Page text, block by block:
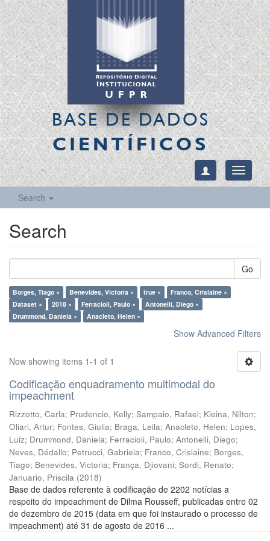
BASE DE DADOS
CIENTÍFICOS
Toggle
Search
Search
Go
Borges, Tiago × Benevides, Victoria × true ×
Franco, Crislaine ×
Dataset ×
2018 × Ferracioli, Paulo ×
Antonelli, Diego ×
Drummond, Daniela ×
Anacleto, Helen ×
Show Advanced Filters
Now showing items 1-1 of 1
Codificação enquadramento multimodal do
impeachment
Rizzotto, Carla; Prudencio, Kelly; Sampaio, Rafael; Kleina, Nilton;
Oliari, Artur; Fontes, Giulia; Braga, Leila; Anacleto, Helen; Lopes,
Luiz; Drummond, Daniela; Ferracioli, Paulo; Antonelli, Diego;
Neves, Dédallo; Petrucci, Gabriela; Franco, Crislaine; Borges,
Tiago; Benevides, Victoria; França, Djiovani; Sordi, Renato;
Januario, Priscila (2018)
Base de dados referente à codificação de 2202 notícias a
respeito do impeachment de Dilma Rousseff, publicadas entre 02
de dezembro de 2015 (data em que foi instaurado o processo de
impeachment) até 31 de agosto de 2016 ...